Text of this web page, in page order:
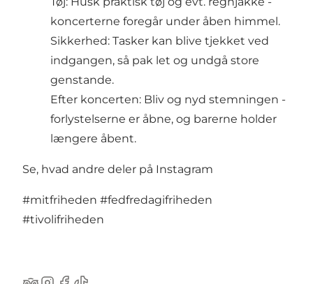
koncerterne foregår under åben himmel.
Sikkerhed: Tasker kan blive tjekket ved
indgangen, så pak let og undgå store
genstande.
Efter koncerten: Bliv og nyd stemningen -
forlystelserne er åbne, og barerne holder
længere åbent.
Se, hvad andre deler på Instagram
#mitfriheden #fedfredagifriheden
#tivolifriheden